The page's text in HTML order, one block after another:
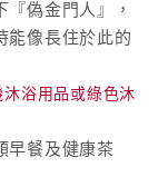
偽金門人』，
能像長住於此的
浴用品或綠色沐
早餐及健康茶